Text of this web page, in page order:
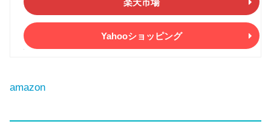
Yahooショッピング
amazon